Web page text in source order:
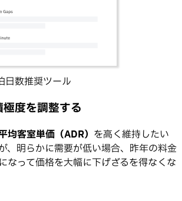
日数推奨ツール
度を調整する
均客室単価（ADR） を高く維持したい
、明らかに需要が低い場合、昨年の料金
なって価格を大幅に下げざるを得なくな